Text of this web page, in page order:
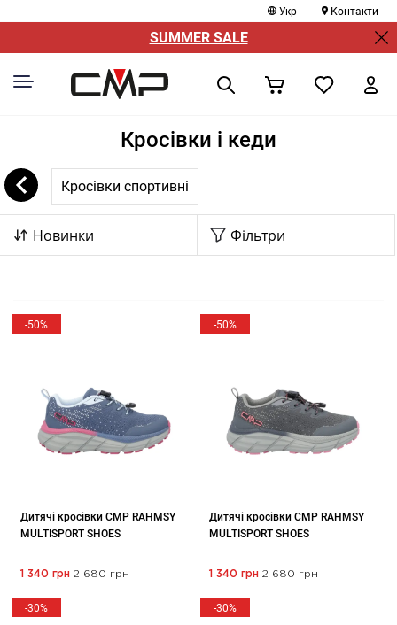
Укр Контакти
SUMMER SALE
Кросівки і кеди
Кросівки спортивні
Новинки Фільтри
-50%
Дитячі кросівки CMP RAHMSY
MULTISPORT SHOES
1 340 грн 2 680 грн
-50%
Дитячі кросівки CMP RAHMSY
MULTISPORT SHOES
1 340 грн 2 680 грн
-30% -30%